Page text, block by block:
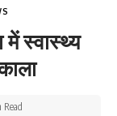
में स्वास्थ्य